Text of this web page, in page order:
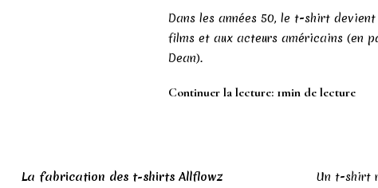
Dans les années 50, le t-shirt
films et aux acteurs américains (en
Dean).
Continuer la lecture: 1min de lecture
La fabrication des t-shirts Allflowz
Un t-shirt